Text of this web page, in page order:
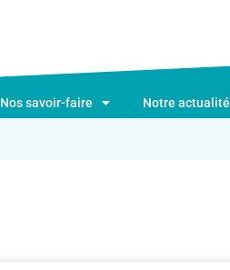
Nos savoir-faire Notre actualité